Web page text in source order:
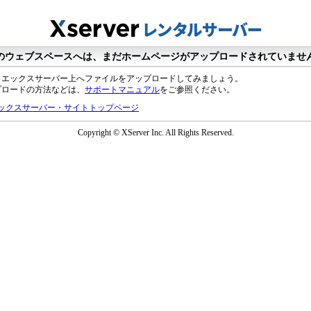
ウェブスペースへは、まだホームページがアップロードされていませ
ックスサーバー上へファイルをアップロードしてみましょう。
ードの方法などは、 サポートマニュアルをご参照ください。
クスサーバー・サイトトップページ
Copyright © XServer Inc. All Rights Reserved.